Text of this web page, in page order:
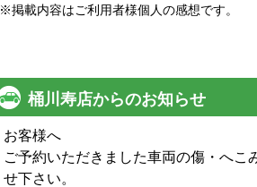
※掲載内容はご利用者様個人の感想です。
桶川寿店からのお知らせ
お客様へ
ご予約いただきました車両の傷・へこ
せ下さい。